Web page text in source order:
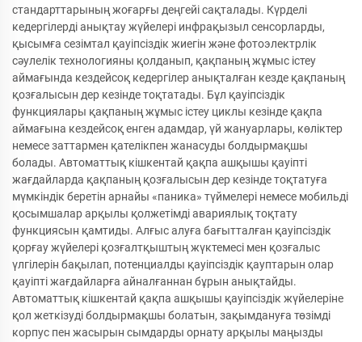
стандарттарының жоғарғы деңгейі сақталады. Күрделі
кедергілерді анықтау жүйелері инфрақызыл сенсорларды,
қысымға сезімтал қауіпсіздік жиегін және фотоэлектрлік
сәулелік технологияны қолданып, қақпаның жұмыс істеу
аймағында кездейсоқ кедергілер анықталған кезде қақпаның
қозғалысын дер кезінде тоқтатады. Бұл қауіпсіздік
функциялары қақпаның жұмыс істеу циклы кезінде қақпа
аймағына кездейсоқ енген адамдар, үй жануарлары, көліктер
немесе заттармен қателікпен жанасуды болдырмақшы
болады. Автоматтық кішкентай қақпа ашқышы қауіпті
жағдайларда қақпаның қозғалысын дер кезінде тоқтатуға
мүмкіндік беретін арнайы «паника» түймелері немесе мобильді
қосымшалар арқылы қолжетімді авариялық тоқтату
функциясын қамтиды. Алғыс алуға бағытталған қауіпсіздік
қорғау жүйелері қозғалтқыштың жүктемесі мен қозғалыс
үлгілерін бақылап, потенциалды қауіпсіздік қауптарын олар
қауіпті жағдайларға айналғаннан бұрын анықтайды.
Автоматтық кішкентай қақпа ашқышы қауіпсіздік жүйелеріне
қол жеткізуді болдырмақшы болатын, зақымдануға төзімді
корпус пен жасырын сымдарды орнату арқылы маңызды